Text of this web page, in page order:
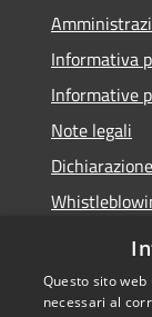
Informativa
Informative
Note legali
Questo sito
necessari al